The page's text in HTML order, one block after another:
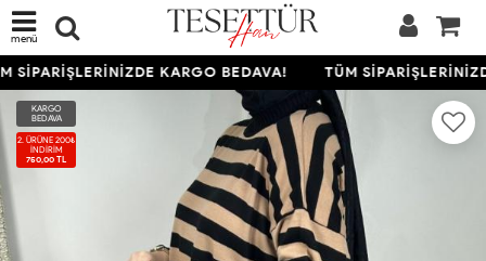
menü
SİPARİŞLERİNİZDE KARGO BEDAVA! TÜM
KARGO
BEDAVA
2. ÜRÜNE 200₺
İNDIRIM
750,00 TL